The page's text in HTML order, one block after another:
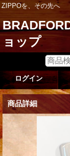
ZIPPOを、その先へ
ョップ
ログイン
商品詳細